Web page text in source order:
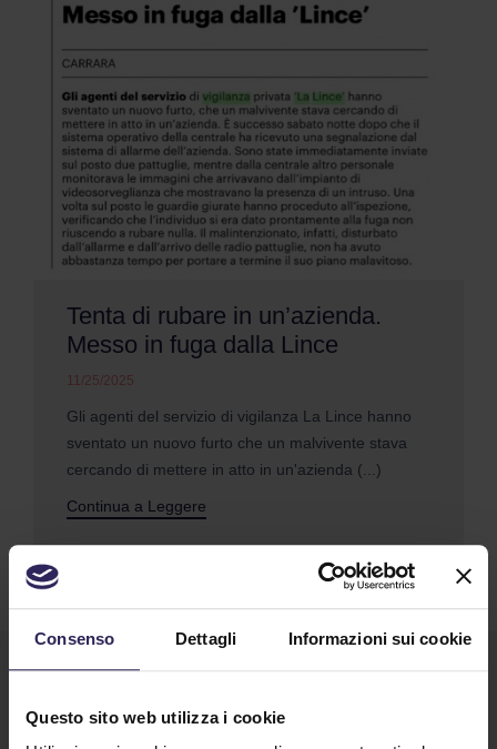
Consenso Dettagli Informazioni sui cookie
Questo sito web utilizza i cookie
Tenta di rubare in un’azienda.
Messo in fuga dalla Lince
11/25/2025
Gli agenti del servizio di vigilanza La Lince hanno
sventato un nuovo furto che un malvivente stava
cercando di mettere in atto in un'azienda (...)
Continua a Leggere